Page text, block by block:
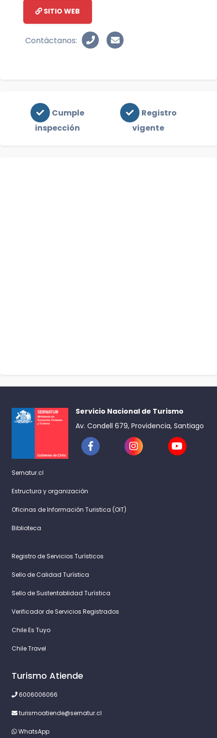
SITIO WEB
Contáctanos:
Cumple
inspección
Registro
vigente
Servicio Nacional de Turismo
Av. Condell 679, Providencia, Santiago
Sernatur.cl
Estructura y organización
Oficinas de Información Turistica (OIT)
Biblioteca
Registro de Servicios Turísticos
Sello de Calidad Turística
Sello de Sustentablidad Turística
Verificador de Servicios Registrados
Chile Es Tuyo
Chile Travel
Turismo Atiende
6006006066
turismoatiende@sernatur.cl
WhatsApp